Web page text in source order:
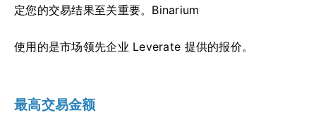
定您的交易结果至关重要。Binarium
使用的是市场领先企业 Leverate 提供的报价。
最高交易金额